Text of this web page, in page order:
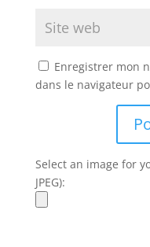
Enregistrer mon
dans le navigateur
Select an image for
JPEG):